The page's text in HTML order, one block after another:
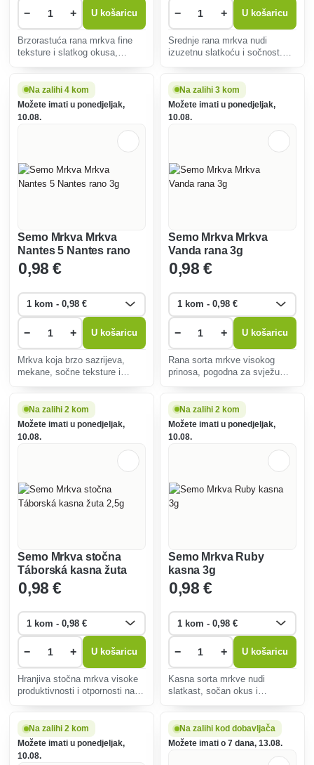
− + U košaricu
Brzorastuća rana mrkva fine
teksture i slatkog okusa,
dana daje visok prinos.
− + U košaricu
Srednje rana mrkva nudi
izuzetnu slatkoću i sočnost.
jednostavan za uzgoj čak i
početnicima.
Na zalihi 4 kom
Možete imati u ponedjeljak,
10.08.
Semo Mrkva Mrkva
Nantes 5 Nantes rano
3g
0,98 €
− + U košaricu
Mrkva koja brzo sazrijeva,
mekane, sočne teksture i
zdrav međuobrok. Izdržljiv i
jednostavan za skladištenje.
Na zalihi 3 kom
Možete imati u ponedjeljak,
10.08.
Semo Mrkva Mrkva
Vanda rana 3g
0,98 €
− + U košaricu
Rana sorta mrkve visokog
prinosa, pogodna za svježu
bolesti, idealna za različite
vrste tla od proljeća.
Na zalihi 2 kom
Možete imati u ponedjeljak,
10.08.
Semo Mrkva stočna
Táborská kasna žuta
2,5g
0,98 €
− + U košaricu
Hranjiva stočna mrkva visoke
produktivnosti i otpornosti na
kvalitete tla u različitim
uvjetima.
Na zalihi 2 kom
Možete imati u ponedjeljak,
10.08.
Semo Mrkva Ruby
kasna 3g
0,98 €
− + U košaricu
Kasna sorta mrkve nudi
slatkast, sočan okus i
konzumaciju, kuhanje, pečenje
i dugotrajno skladištenje čak iu
Na zalihi 2 kom
Možete imati u ponedjeljak,
10.08.
Na zalihi kod dobavljača
Možete imati o 7 dana, 13.08.